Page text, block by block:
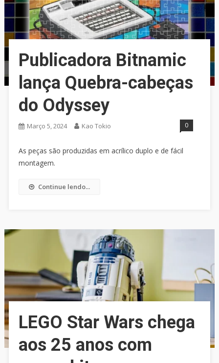
Publicadora Bitnamic
lança Quebra-cabeças
do Odyssey
Março 5, 2024 Kao Tokio 0
As peças são produzidas em acrílico duplo e de fácil
montagem.
Continue lendo...
LEGO Star Wars chega
aos 25 anos com